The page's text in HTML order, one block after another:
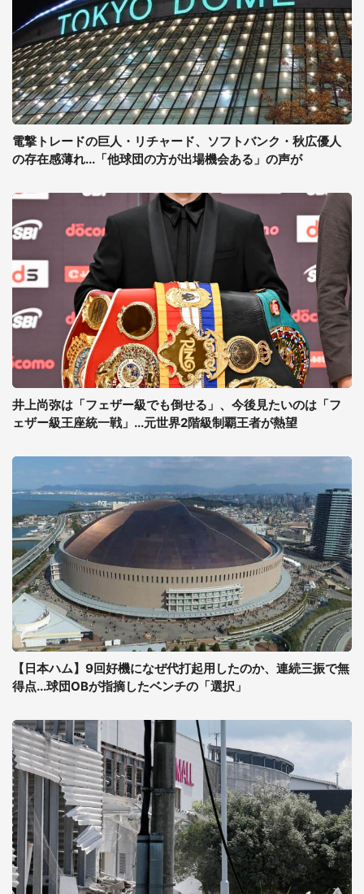
電撃トレードの巨人・リチャード、ソフトバンク・秋広優人
の存在感薄れ...「他球団の方が出場機会ある」の声が
井上尚弥は「フェザー級でも倒せる」、今後見たいのは「フ
ェザー級王座統一戦」...元世界2階級制覇王者が熱望
【日本ハム】9回好機になぜ代打起用したのか、連続三振で無
得点...球団OBが指摘したベンチの「選択」